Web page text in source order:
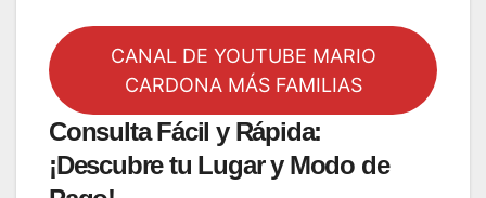
CANAL DE YOUTUBE MARIO
CARDONA MÁS FAMILIAS
Consulta Fácil y Rápida:
¡Descubre tu Lugar y Modo de